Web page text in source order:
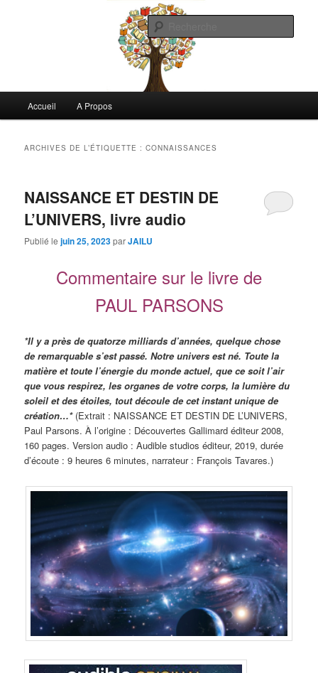
Commentaires littéraires en tout genre
principal
Accueil A Propos
ARCHIVES DE L’ÉTIQUETTE :CONNAISSANCES
NAISSANCE ET DESTIN DE
L’UNIVERS, livre audio
Publié lejuin 25, 2023parJAILU
Commentaire sur le livre de
PAUL PARSONS
*Il y a près de quatorze milliards d’années, quelque chose
de remarquable s’est passé. Notre univers est né. Toute la
matière et toute l’énergie du monde actuel, que ce soit l’air
que vous respirez, les organes de votre corps, la lumière du
soleil et des étoiles, tout découle de cet instant unique de
création…* (Extrait : NAISSANCE ET DESTIN DE L’UNIVERS,
Paul Parsons. À l’origine : Découvertes Gallimard éditeur 2008,
160 pages. Version audio : Audible studios éditeur, 2019, durée
d’écoute : 9 heures 6 minutes, narrateur : François Tavares.)